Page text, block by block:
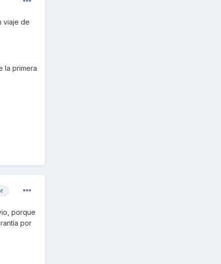
viaje de
la primera
porque
por